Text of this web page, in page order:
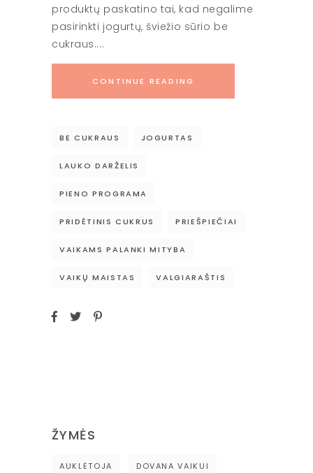
produktų paskatino tai, kad negalime
pasirinkti jogurtų, šviežio sūrio be
cukraus.
CONTINUE READING
BE CUKRAUS JOGURTAS
LAUKO DARŽELIS
PIENO PROGRAMA
PRIDĖTINIS CUKRUS PRIEŠPIEČIAI
VAIKAMS PALANKI MITYBA
VAIKŲ MAISTAS VALGIARAŠTIS
ŽYMĖS
AUKLĖTOJA DOVANA VAIKUI